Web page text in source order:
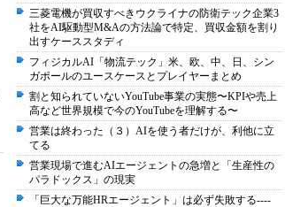
三菱電機が買収すべきウクライナの防衛テック企業3
社をAI駆動型M&Aの方法論で特定、買収金額を割り
出すケーススタディ
フィジカルAI「物流テック」米、欧、中、日、シン
ガポールのユースケースとプレイヤーまとめ
割と知られていないYouTube事業の実態〜KPIや売上
高など世界規模で今のYouTubeを理解する〜
営業は終わった（３）AIを使う者だけが、利他に立
てる
営業現場で進むAIエージェントの急増と「生産性の
パラドックス」の現実
「巨大な万能HRエージェント」は必ず失敗する----